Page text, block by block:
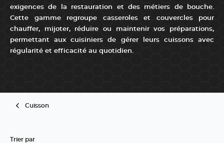
exigences de la restauration et des métiers de bouche.
Cette gamme regroupe casseroles et couvercles pour
chauffer, mijoter, réduire ou maintenir vos préparations,
permettant aux cuisiniers de gérer leurs cuissons avec
régularité et efficacité au quotidien.
Cuisson
Trier par